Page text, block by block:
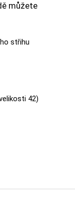
můžete
střihu
42)